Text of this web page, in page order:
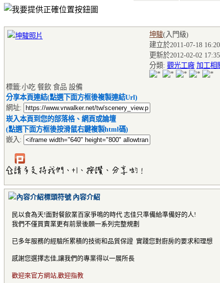
坤駿(入門級)
建立於2011-07-18
更新於2012-02-02
分類: 觀光工廠 加工相
標籤:小吃 餐飲 食品 設備
分享本頁連結(點選下面方框後複製連結Url)
網址:
崁入本頁到您的部落格、網頁或論壇
(點選下面方框後按滑鼠右鍵複製html碼)
嵌入:
內容介紹
民以食為天!面對餐飲業百家爭鳴的時代 志佳只準備給準備好的人!
我們不僅買賣業更有前景後願一系列完整規劃
已多年服務的經驗所累積的技術和品質保證 實踐您對廚房的要求和理想
感謝您選擇志佳,讓我們的專業得以一展所長
歡迎來官方網站,歡迎指教